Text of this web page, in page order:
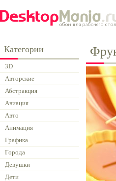
Категории
3D
Авторские
Абстракция
Авиация
Авто
Анимация
Графика
Города
Девушки
Дети